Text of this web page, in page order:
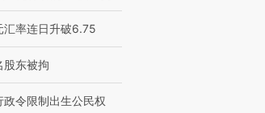
汇率连日升破6.75
股东被拘
令限制出生公民权